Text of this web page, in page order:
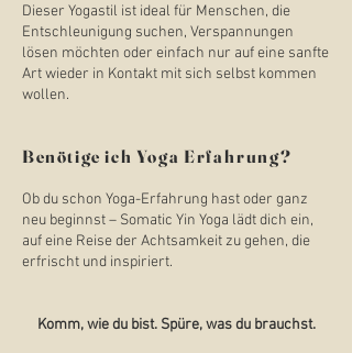
Dieser Yogastil ist ideal für Menschen, die
Entschleunigung suchen, Verspannungen
lösen möchten oder einfach nur auf eine sanfte
Art wieder in Kontakt mit sich selbst kommen
wollen.
Benötige ich Yoga Erfahrung?
Ob du schon Yoga-Erfahrung hast oder ganz
neu beginnst – Somatic Yin Yoga lädt dich ein,
auf eine Reise der Achtsamkeit zu gehen, die
erfrischt und inspiriert.
Komm, wie du bist. Spüre, was du brauchst.